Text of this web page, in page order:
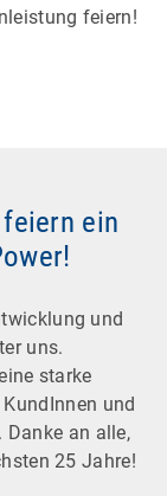
feiern!
ein
und
uns.
starke
und
Danke an alle,
25 Jahre!